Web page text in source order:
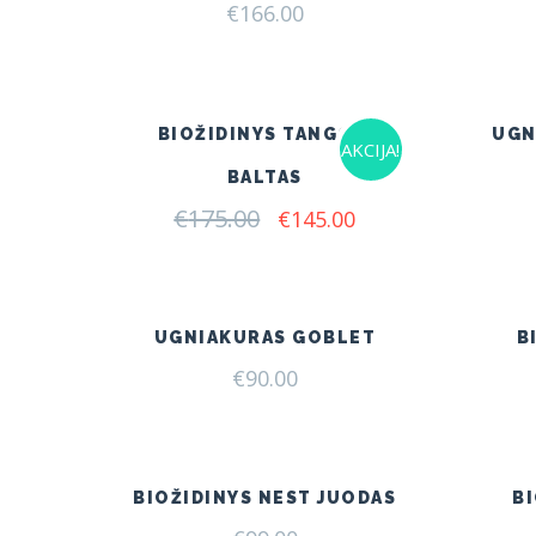
€166.00
AKCIJA!
BIOŽIDINYS TANGO 3
BALTAS
€175.00 Original
€145.00Current
UGNIAKURAS GOBLET
€90.00
BIOŽIDINYS NEST JUODAS